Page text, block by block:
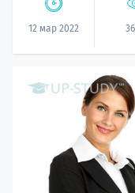
12 мар 2022